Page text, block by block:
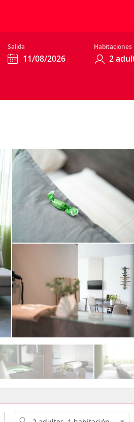
Salida Habitaciones